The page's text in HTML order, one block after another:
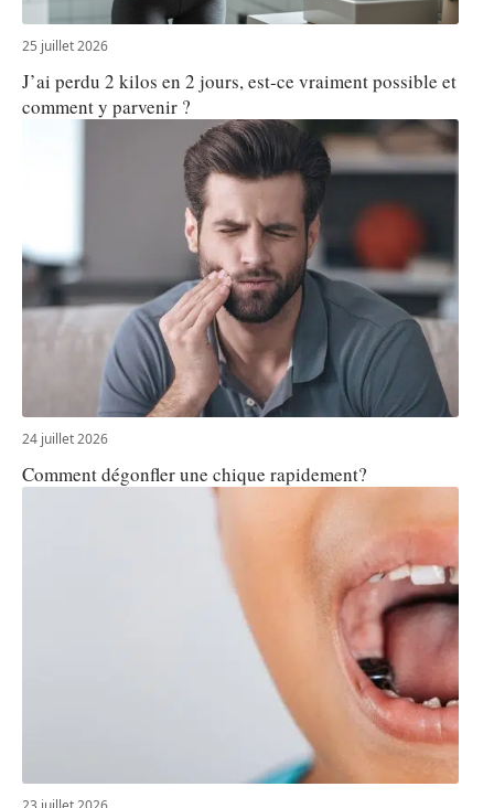
25 juillet 2026
J’ai perdu 2 kilos en 2 jours, est-ce vraiment possible et
comment y parvenir ?
24 juillet 2026
Comment dégonfler une chique rapidement?